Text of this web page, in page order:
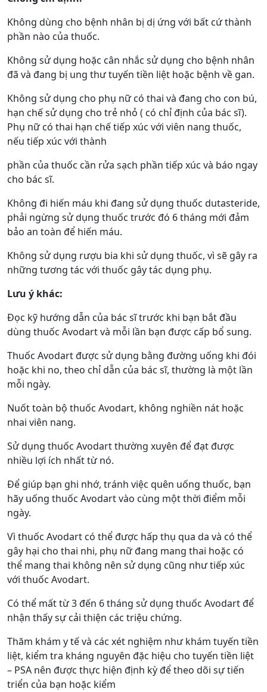
Không dùng cho bệnh nhân bị dị ứng với bất cứ thành
phần nào của thuốc.
Không sử dụng hoặc cân nhắc sử dụng cho bệnh nhân
đã và đang bị ung thư tuyến tiền liệt hoặc bệnh về gan.
Không sử dụng cho phụ nữ có thai và đang cho con bú,
hạn chế sử dụng cho trẻ nhỏ ( có chỉ định của bác sĩ).
Phụ nữ có thai hạn chế tiếp xúc với viên nang thuốc,
nếu tiếp xúc với thành
phần của thuốc cần rửa sạch phần tiếp xúc và báo ngay
cho bác sĩ.
Không đi hiến máu khi đang sử dụng thuốc dutasteride,
phải ngừng sử dụng thuốc trước đó 6 tháng mới đảm
bảo an toàn để hiến máu.
Không sử dụng rượu bia khi sử dụng thuốc, vì sẽ gây ra
những tương tác với thuốc gây tác dụng phụ.
Lưu ý khác:
Đọc kỹ hướng dẫn của bác sĩ trước khi bạn bắt đầu
dùng thuốc Avodart và mỗi lần bạn được cấp bổ sung.
Thuốc Avodart được sử dụng bằng đường uống khi đói
hoặc khi no, theo chỉ dẫn của bác sĩ, thường là một lần
mỗi ngày.
Nuốt toàn bộ thuốc Avodart, không nghiền nát hoặc
nhai viên nang.
Sử dụng thuốc Avodart thường xuyên để đạt được
nhiều lợi ích nhất từ nó.
Để giúp bạn ghi nhớ, tránh việc quên uống thuốc, bạn
hãy uống thuốc Avodart vào cùng một thời điểm mỗi
ngày.
Vì thuốc Avodart có thể được hấp thụ qua da và có thể
gây hại cho thai nhi, phụ nữ đang mang thai hoặc có
thể mang thai không nên sử dụng cũng như tiếp xúc
với thuốc Avodart.
Có thể mất từ 3 đến 6 tháng sử dụng thuốc Avodart để
nhận thấy sự cải thiện các triệu chứng.
Thăm khám y tế và các xét nghiệm như khám tuyến tiền
liệt, kiểm tra kháng nguyên đặc hiệu cho tuyến tiền liệt
– PSA nên được thực hiện định kỳ để theo dõi sự tiến
triển của bạn hoặc kiểm